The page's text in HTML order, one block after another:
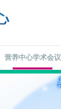
营养中心学术会议